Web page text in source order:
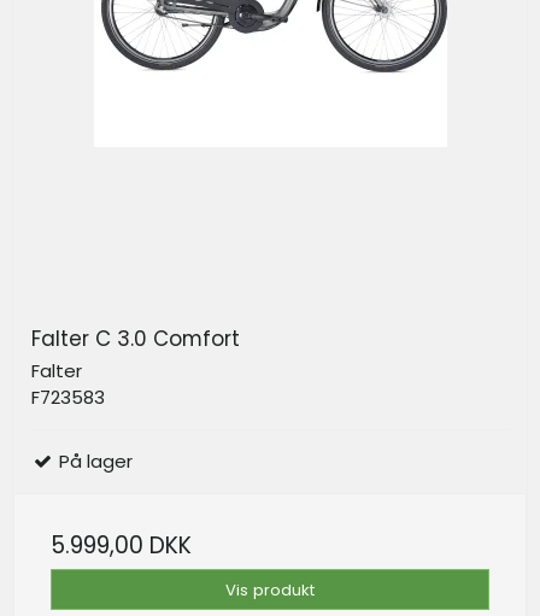
Falter C 3.0 Comfort
Falter
F723583
På lager
5.999,00 DKK
Vis produkt